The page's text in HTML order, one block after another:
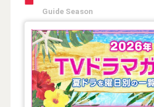
Guide Season
【2026年夏】TVドラマ